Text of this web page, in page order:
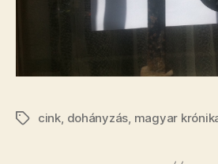
Címkék
cink, dohányzás, magyar